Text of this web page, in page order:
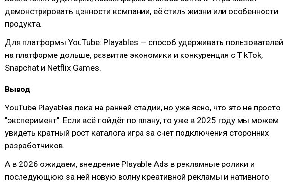
демонстрировать ценности компании, её стиль жизни или особенности
продукта.
Для платформы YouTube: Playables — способ удерживать пользователей
на платформе дольше, развитие экономики и конкуренция с TikTok,
Snapchat и Netflix Games.
Вывод
YouTube Playables пока на ранней стадии, но уже ясно, что это не просто
"эксперимент". Если всё пойдёт по плану, то уже в 2025 году мы можем
увидеть кратный рост каталога игра за счет подключения сторонних
разработчиков.
А в 2026 ожидаем, внедрение Playable Ads в рекламные ролики и
последующюю за ней новую волну креативной рекламы и нативного